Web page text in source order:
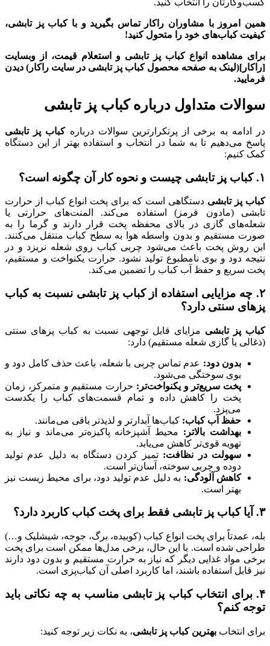
کسب‌وکارتان را انتخاب کنید.
همین امروز با مشاوران راکار تماس بگیرید و با کباب پز تابشی،
کیفیت کباب‌های خود را متحول کنید!
برای مشاهده انواع کباب پز تابشی و استعلام قیمت، از وبسایت
[راکار](لینک به صفحه محصول کباب پز تابشی در سایت راکار) دیدن
فرمایید.
سوالات متداول درباره کباب پز تابشی
در ادامه به برخی از پرتکرارترین سوالات دربارهکباب پز تابشی
پاسخ می‌دهیم تا به شما در انتخاب و استفاده بهتر از این دستگاه
کمک کنیم:
۱. کباب پز تابشی چیست و نحوه کار آن چگونه است؟
کباب پز تابشی دستگاهی است که برای پخت انواع کباب از حرارت
تابشی (مادون قرمز) استفاده می‌کند. المنت‌های حرارتی یا
شعله‌های گازی در بالای محفظه پخت قرار دارند و گرما را به
صورت مستقیم و بدون واسطه هوا به سطح کباب منتقل می‌کنند.
این روش پخت باعث می‌شود چربی کباب روی شعله نریزد و در
نتیجه دود و بوی نامطبوع تولید نشود. حرارت یکنواخت و مستقیم،
پخت سریع و حفظ آب کباب را تضمین می‌کند.
۲. چه مزایایی استفاده از کباب پز تابشی نسبت به کباب
پزهای سنتی دارد؟
کباب پز تابشی مزایای قابل توجهی نسبت به کباب پزهای سنتی
(ذغالی یا گازی شعله مستقیم) دارد:
بدون دود: عدم تماس چربی با شعله، باعث حذف کامل دود و
بوی سوختگی می‌شود.
پخت سریع‌تر و یکنواخت‌تر: حرارت مستقیم و متمرکز، زمان
پخت را کاهش داده و تمام قسمت‌های کباب را یکدست
می‌پزد.
حفظ آب کباب: کباب‌ها آبدارتر و لذیذتر باقی می‌مانند.
بهداشت بالاتر: محیط آشپزخانه پاکیزه‌تر می‌ماند و نیاز به
تهویه قوی‌تر کاهش می‌یابد.
سهولت در نظافت: تمیز کردن دستگاه به دلیل عدم تولید
دوده و چربی سوخته، آسان‌تر است.
کاهش آلودگی: به دلیل عدم تولید دود، برای محیط زیست نیز
بهتر است.
۳. آیا کباب پز تابشی فقط برای پخت کباب کاربرد دارد؟
بله، عمدتاً برای پخت انواع کباب (کوبیده، برگ، جوجه، شیشلیک و…)
طراحی شده است. با این حال، برخی مدل‌ها ممکن است برای پخت
برخی مواد غذایی دیگر که نیاز به حرارت مستقیم و بدون دود دارند
نیز قابل استفاده باشند، اما کاربرد اصلی آن کباب‌پزی است.
۴. برای انتخاب کباب پز تابشی مناسب به چه نکاتی باید
توجه کنم؟
برای انتخاب بهترین کباب پز تابشی، به نکات زیر توجه کنید: